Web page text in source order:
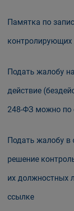
Памятка по
контролирующих
Подать жалобу
действие
248-ФЗ можно по
Подать жалобу в
решение
их должностных
ссылке